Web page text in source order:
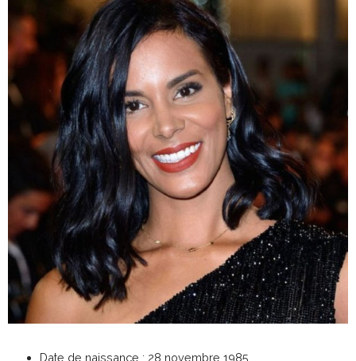
Date de naissance : 28 novembre 1985